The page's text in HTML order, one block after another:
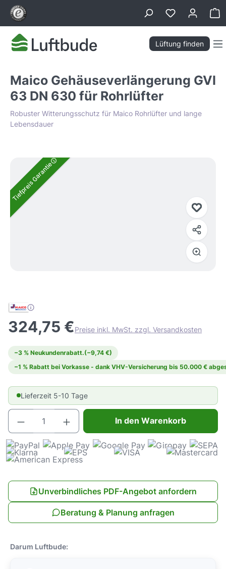
springen
Lüftung finden
Maico Gehäuseverlängerung GVI
63 DN 630 für Rohrlüfter
Robuster Witterungsschutz für Maico Rohrlüfter und lange
Lebensdauer
Bildergalerie überspringen
Tiefpreis Garantie
324,75 €Preise inkl. MwSt. zzgl. Versandkosten
−3 % Neukundenrabatt.(−9,74 €)
−1 % Rabatt bei Vorkasse - dank VHV-Versicherung bis 50.000 €
Lieferzeit 5-10 Tage
Produkt Anzahl: Gib den gewünschten
In den Warenkorb
Unverbindliches PDF-Angebot anfordern
Beratung & Planung anfragen
Darum Luftbude: